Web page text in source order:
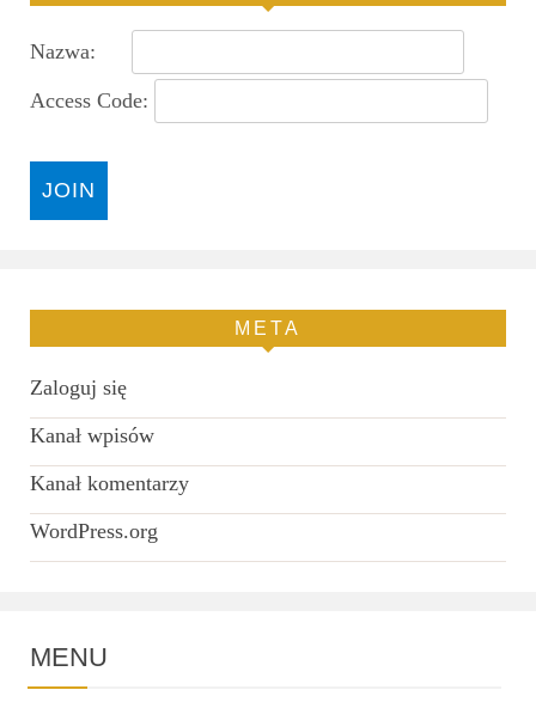
Nazwa:
Access Code:
META
Zaloguj się
Kanał wpisów
Kanał komentarzy
WordPress.org
MENU